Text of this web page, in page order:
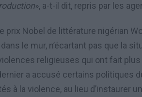
», a-t-il dit, repris par les
prix Nobel de littérature nigérian
le mur, n’écartant pas que la
religieuses qui ont fait plus
a accusé certains politiques
à la violence, au lieu d’instaurer